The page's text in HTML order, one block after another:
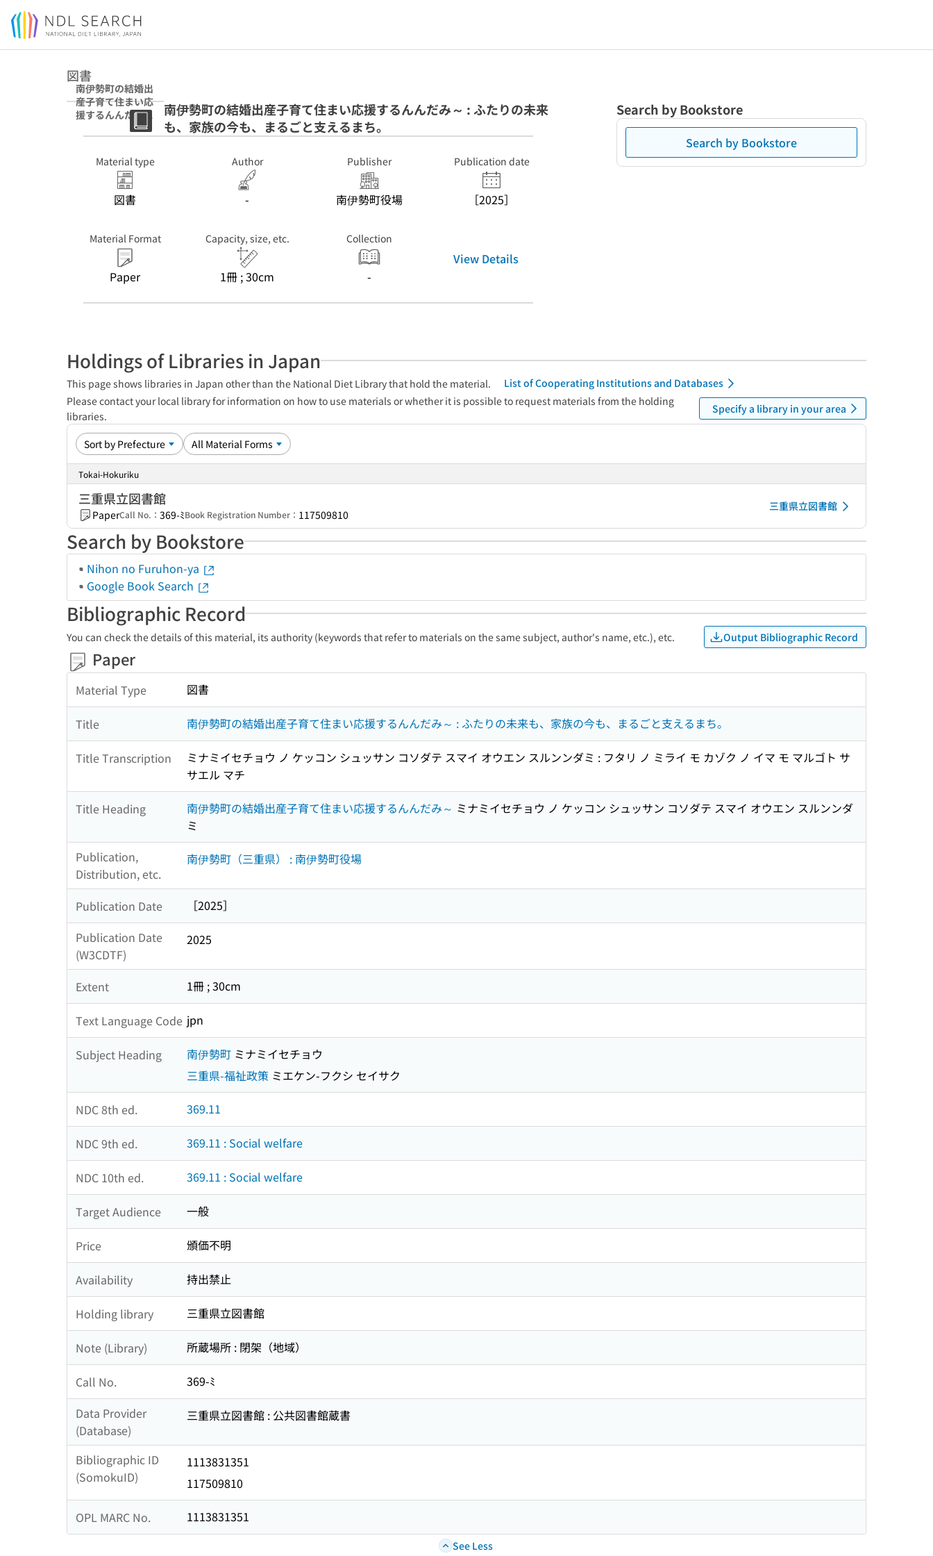
Jump to main content
図書
南伊勢町の結婚出
産子育て住まい応
援するんんだみ～
: ふたりの未来
も、家族の今も、
南伊勢町の結婚出産子育て住まい応援するんんだみ～ : ふたりの未来
も、家族の今も、まるごと支えるまち。
Material type
図書
Author
-
Publisher
南伊勢町役場
Publication date
［2025］
Material Format
Paper
Capacity, size, etc.
1冊 ; 30cm
Collection
-
View Details
Search by Bookstore
Search by Bookstore
Holdings of Libraries in Japan
This page shows libraries in Japan other than the National Diet Library that hold the material.
List of Cooperating Institutions and Databases
Please contact your local library for information on how to use materials or whether it is possible to request materials from the holding
libraries.
Specify a library in your area
Tokai-Hokuriku
三重県立図書館
PaperCall No.： 369-ﾐBook Registration Number： 117509810
三重県立図書館
Search by Bookstore
Nihon no Furuhon-ya
Google Book Search
Bibliographic Record
You can check the details of this material, its authority (keywords that refer to materials on the same subject, author's name, etc.), etc. Output Bibliographic Record
Paper
Material Type 図書
Title 南伊勢町の結婚出産子育て住まい応援するんんだみ～ : ふたりの未来も、家族の今も、まるごと支えるまち。
Title Transcription
ミナミイセチョウ ノ ケッコン シュッサン コソダテ スマイ オウエン スルンンダミ : フタリ ノ ミライ モ カゾク ノ イマ モ マルゴト サ
サエル マチ
Title Heading 南伊勢町の結婚出産子育て住まい応援するんんだみ～ ミナミイセチョウ ノ ケッコン シュッサン コソダテ スマイ オウエン スルンンダ
ミ
Publication,
Distribution, etc.
南伊勢町（三重県） : 南伊勢町役場
Publication Date
［2025］
Publication Date
(W3CDTF)
2025
Extent 1冊 ; 30cm
Text Language Code jpn
Subject Heading 南伊勢町 ミナミイセチョウ
三重県-福祉政策 ミエケン-フクシ セイサク
NDC 8th ed. 369.11
NDC 9th ed. 369.11 : Social welfare
NDC 10th ed. 369.11 : Social welfare
Target Audience 一般
Price 頒価不明
Availability 持出禁止
Holding library 三重県立図書館
Note (Library) 所蔵場所 : 閉架（地域）
Call No.
369-ﾐ
Data Provider
(Database)
三重県立図書館 : 公共図書館蔵書
Bibliographic ID
(SomokuID)
1113831351
117509810
OPL MARC No. 1113831351
See Less